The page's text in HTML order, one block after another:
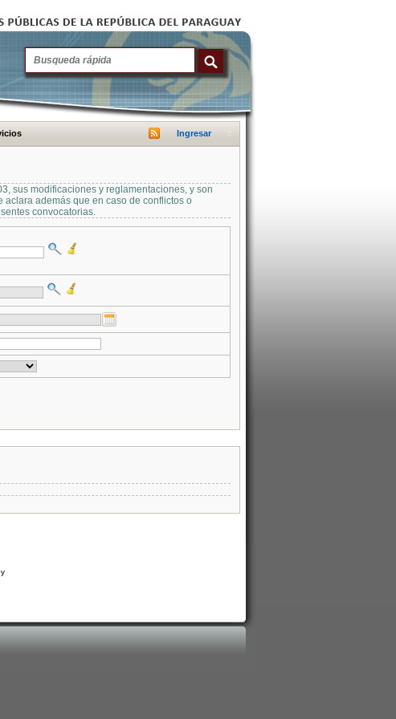
Ingresar
sus modificaciones y reglamentaciones, y son
además que en caso de conflictos o
convocatorias.